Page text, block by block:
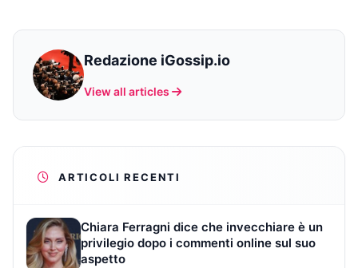
Redazione iGossip.io
View all articles
ARTICOLI RECENTI
Chiara Ferragni dice che invecchiare è un
privilegio dopo i commenti online sul suo
aspetto